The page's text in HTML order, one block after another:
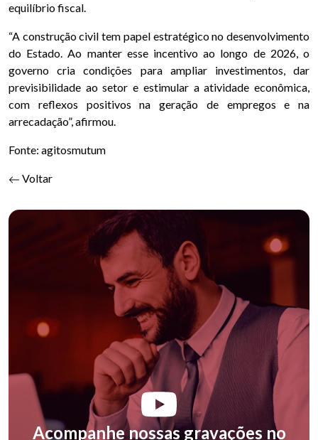
equilíbrio fiscal.
“A construção civil tem papel estratégico no desenvolvimento
do Estado. Ao manter esse incentivo ao longo de 2026, o
governo cria condições para ampliar investimentos, dar
previsibilidade ao setor e estimular a atividade econômica,
com reflexos positivos na geração de empregos e na
arrecadação”, afirmou.
Fonte: agitosmutum
Voltar
Acompanhe nossas gravações no